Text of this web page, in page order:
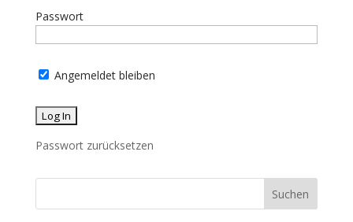
Passwort
Angemeldet bleiben
Passwort zurücksetzen